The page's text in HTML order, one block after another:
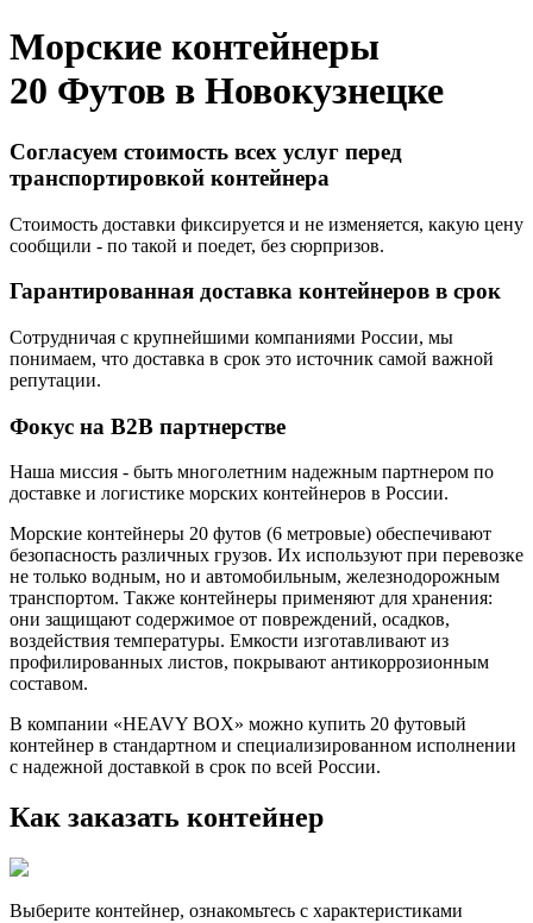
Морские контейнеры
20 Футов в Новокузнецке
Согласуем стоимость всех услуг перед
транспортировкой контейнера
Стоимость доставки фиксируется и не изменяется, какую цену
сообщили - по такой и поедет, без сюрпризов.
Гарантированная доставка контейнеров в срок
Сотрудничая с крупнейшими компаниями России, мы
понимаем, что доставка в срок это источник самой важной
репутации.
Фокус на B2B партнерстве
Наша миссия - быть многолетним надежным партнером по
доставке и логистике морских контейнеров в России.
Морские контейнеры 20 футов (6 метровые) обеспечивают
безопасность различных грузов. Их используют при перевозке
не только водным, но и автомобильным, железнодорожным
транспортом. Также контейнеры применяют для хранения:
они защищают содержимое от повреждений, осадков,
воздействия температуры. Емкости изготавливают из
профилированных листов, покрывают антикоррозионным
составом.
В компании «HEAVY BOX» можно купить 20 футовый
контейнер в стандартном и специализированном исполнении
с надежной доставкой в срок по всей России.
Как заказать контейнер
Выберите контейнер, ознакомьтесь с характеристиками